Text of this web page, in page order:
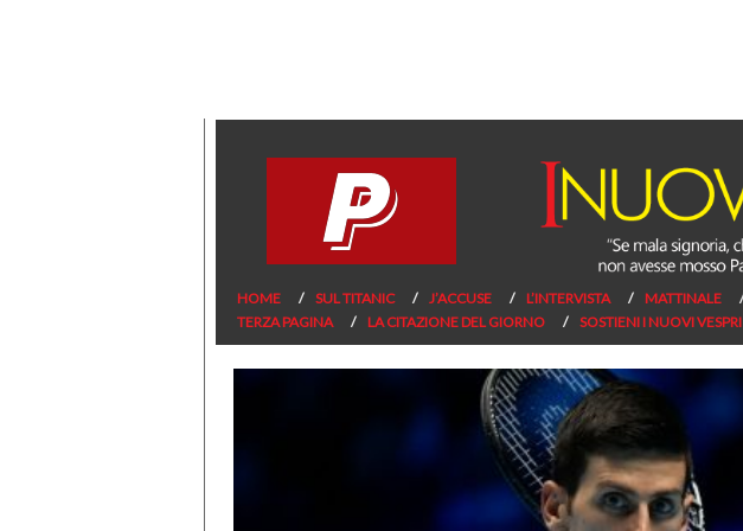
HOME SUL TITANIC J’ACCUSE L’INTERVISTA MATTINALE
TERZA PAGINA
LA CITAZIONE DEL GIORNO SOSTIENI I NUOVI VESPRI